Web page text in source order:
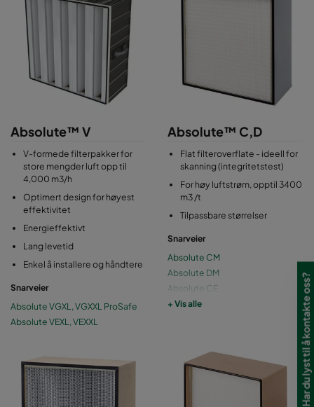
Absolute™ V
V-formede filterpakker for
store mengder luft opp til
4,000 m3/h
Optimert design for høyest
effektivitet
Energieffektivt
Lang levetid
Enkel å installere og håndtere
Snarveier
Absolute VGXL, VGXXL ProSafe
Absolute VEXL, VEXXL
Absolute™ C,D
Flat filteroverflate - ideell for
skanning (integritetstest)
For høy luftstrøm, opptil 3400
m3 /t
Tilpassbare størrelser
Snarveier
Absolute CM
Absolute DM
Absolute CE
Absolute DG
+ Vis alle Har du lyst til å kontakte oss?